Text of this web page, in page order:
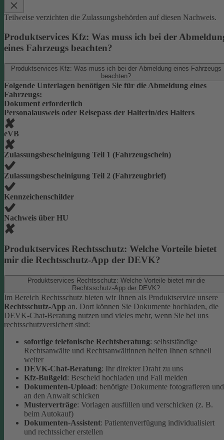
Teilweise verzichten die Zulassungsbehörden auf diesen Nachweis.
Produktservices Kfz: Was muss ich bei der
eines Fahrzeugs beachten?
Produktservices Kfz: Was muss ich bei der Abmeldung eines Fahrzeugs
beachten?
Folgende Unterlagen benötigen Sie für die Abmeldung eines
Fahrzeugs:
Dokument erforderlich
Personalausweis oder Reisepass der Halterin/des Halters
eVB
Zulassungsbescheinigung Teil 1 (Fahrzeugschein)
Zulassungsbescheinigung Teil 2 (Fahrzeugbrief)
Kennzeichenschilder
Nachweis über HU
Produktservices Rechtsschutz: Welche Vorteile bietet
mir die Rechtsschutz-App der DEVK?
Produktservices Rechtsschutz: Welche Vorteile bietet mir die
Rechtsschutz-App der DEVK?
Im Bereich Rechtsschutz bieten wir Ihnen als Produktservice unsere
Rechtsschutz-App an. Dort können Sie Dokumente hochladen, die
DEVK-Chat-Beratung nutzen und vieles mehr, wenn Sie bei uns
rechtsschutzversichert sind:
sofortige telefonische Rechtsberatung: selbstständige
Rechtsanwälte und Rechtsanwältinnen helfen Ihnen schnell
weiter
DEVK-Chat-Beratung: Ihr direkter Draht zu uns
Kfz-Bußgeld: Bescheid hochladen und Fall melden
Dokumenten-Upload: benötigte Dokumente fotografieren und
an den Anwalt schicken
Musterverträge: Vorlagen ausfüllen und verschicken (z. B.
beim Autokauf)
Dokumenten-Assistent: Patientenverfügung individualisiert
und rechtssicher erstellen